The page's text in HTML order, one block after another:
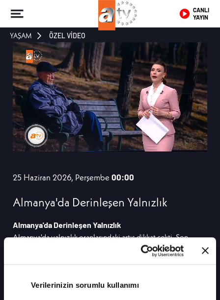
Verilerinizin sorumlu kullanımı
CANLI
YAYIN
YAŞAM ÖZEL VİDEO
25 Haziran 2026, Perşembe 00:00
Almanya'da Derinleşen Yalnızlık
Almanya'da Derinleşen Yalnızlık
Almanya'da yalnızlık oranlarındaki artış dikkat çekti. Son
verilere göre ülkede 17 milyonun üzerinde kişi tek başına
yaşarken, özellikle yaşlılarda yalnızlık oranı endişe verici
yalnız yaşıyor.